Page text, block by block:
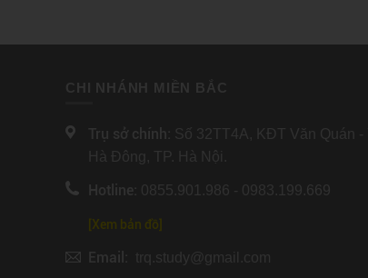
CHI NHÁNH MIỀN BẮC
Trụ sở chính: Số 32TT4A, KĐT Văn Quán -
Hà Đông, TP. Hà Nội.
Hotline: 0855.901.986 - 0983.199.669
[Xem bản đồ]
Email: trq.study@gmail.com